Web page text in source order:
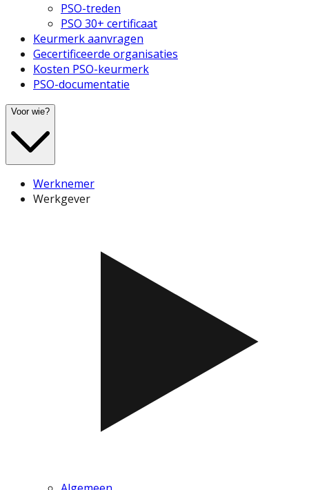
PSO-treden
PSO 30+ certificaat
Keurmerk aanvragen
Gecertificeerde organisaties
Kosten PSO-keurmerk
PSO-documentatie
Voor wie?
Werknemer
Werkgever